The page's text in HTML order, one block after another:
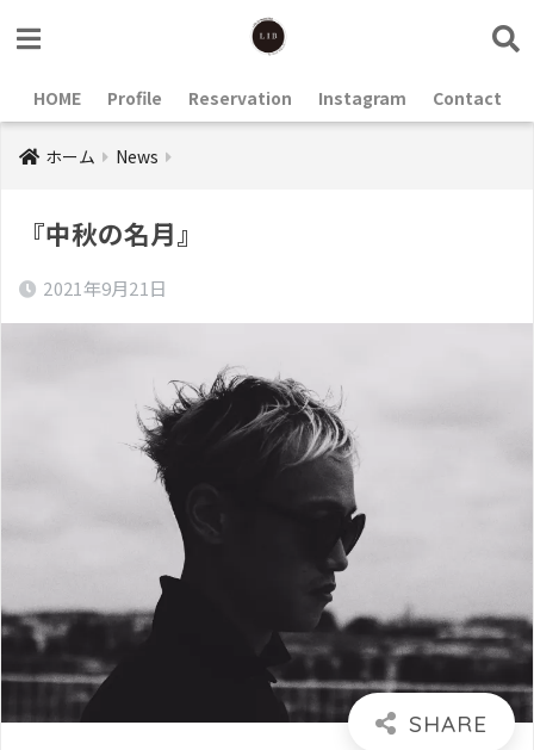
HOME Profile Reservation Instagram Contact
ホーム News
『中秋の名月』
2021年9月21日